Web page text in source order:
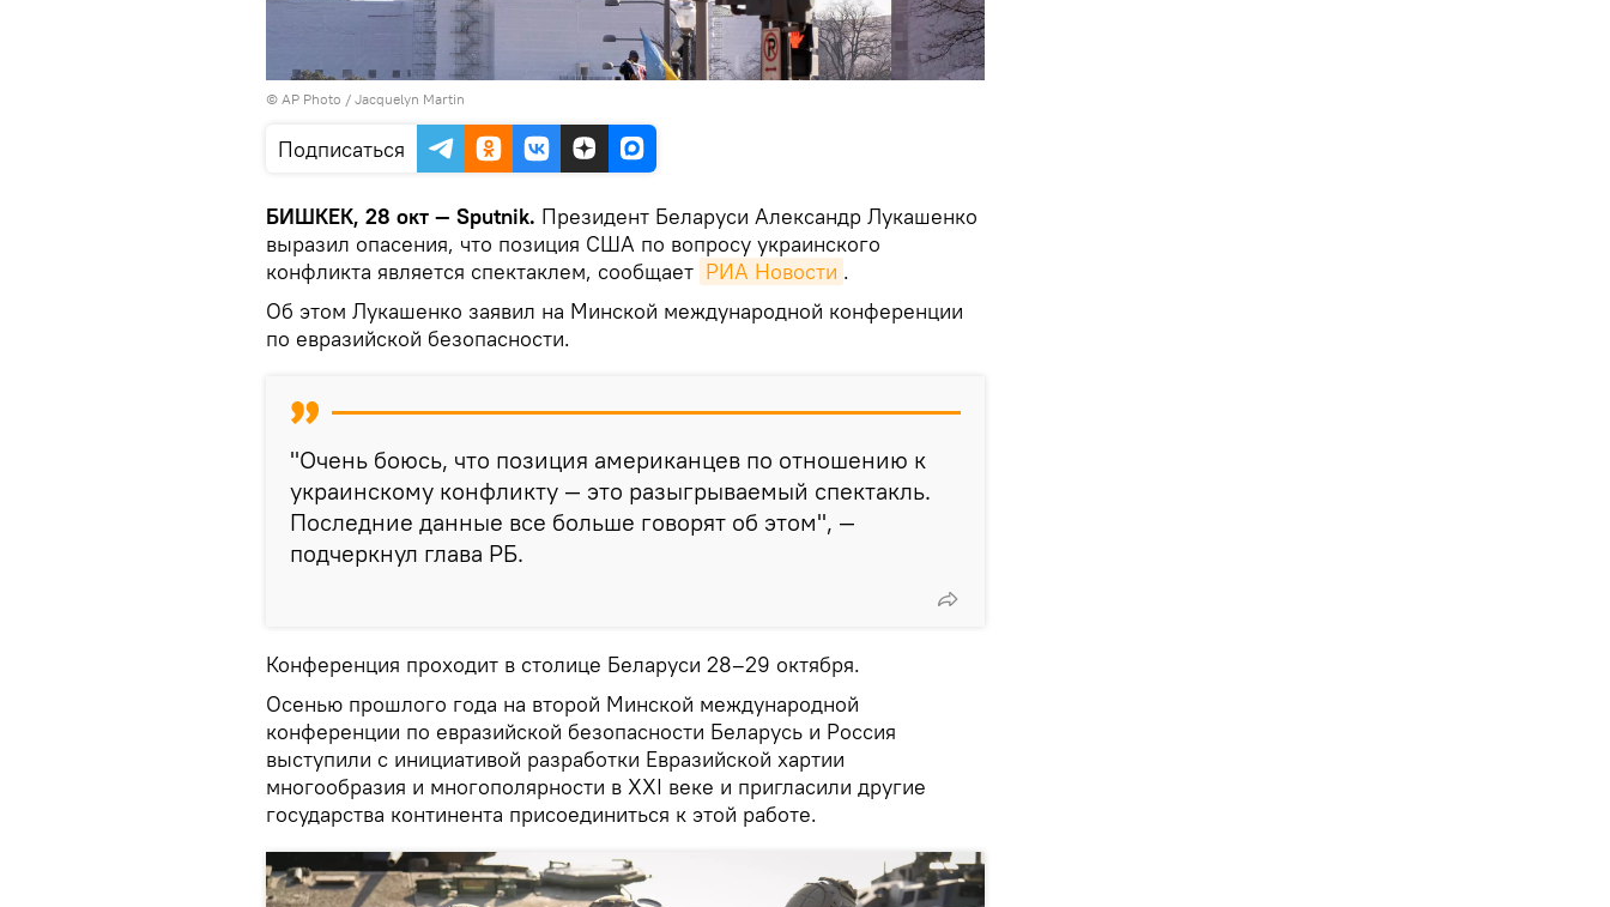
© AP Photo / Jacquelyn Martin
Подписаться
БИШКЕК, 28 окт — Sputnik. Президент Беларуси Александр Лукашенко
выразил опасения, что позиция США по вопросу украинского
конфликта является спектаклем, сообщает РИА Новости .
Об этом Лукашенко заявил на Минской международной конференции
по евразийской безопасности.
"Очень боюсь, что позиция американцев по отношению к
украинскому конфликту — это разыгрываемый спектакль.
Последние данные все больше говорят об этом", —
подчеркнул глава РБ.
Конференция проходит в столице Беларуси 28–29 октября.
Осенью прошлого года на второй Минской международной
конференции по евразийской безопасности Беларусь и Россия
выступили с инициативой разработки Евразийской хартии
многообразия и многополярности в XXI веке и пригласили другие
государства континента присоединиться к этой работе.